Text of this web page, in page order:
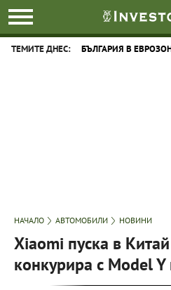
ТЕМИТЕ ДНЕС: БЪЛГАРИЯ В
НАЧАЛО АВТОМОБИЛИ НОВИНИ
Xiaomi пуска в
конкурира с Model Y